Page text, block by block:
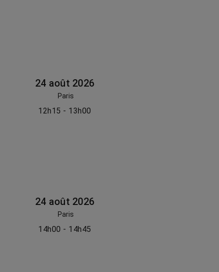
24 août 2026
Paris
12h15 - 13h00
24 août 2026
Paris
14h00 - 14h45